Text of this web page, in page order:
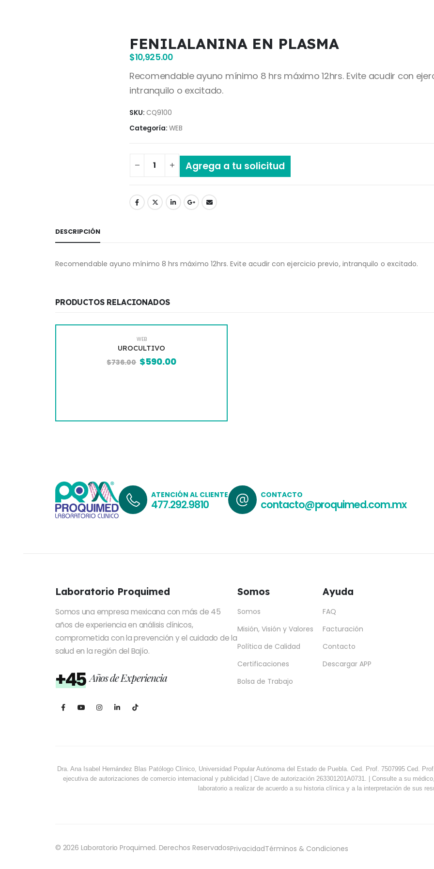
FENILALANINA EN PLASMA
$10,925.00
Recomendable ayuno mínimo 8 hrs máximo 12hrs. Evite acudir con
intranquilo o excitado.
SKU: CQ9100
Categoría: WEB
Agrega a tu solicitud
DESCRIPCIÓN
Recomendable ayuno mínimo 8 hrs máximo 12hrs. Evite acudir con ejercicio previo, intranquilo o excitado.
PRODUCTOS RELACIONADOS
HEMOGLOBINA GLICADA A1C (HBA1C)
$603.00 $487.00
ATENCIÓN AL CLIENTE
477.292.9810
CONTACTO
contacto@proquimed.com.mx
Laboratorio Proquimed
Somos una empresa mexicana con más de 45
años de experiencia en análisis clínicos,
comprometida con la prevención y el cuidado de la
salud en la región del Bajío.
+45 Años de Experiencia
Somos
Somos
Misión, Visión y Valores
Política de Calidad
Certificaciones
Bolsa de Trabajo
Ayuda
FAQ
Facturación
Contacto
Descargar APP
Dra. Ana Isabel Hernández Blas Patólogo Clínico, Universidad Popular Autónoma del Estado de Puebla. Ced. Prof. 7507995 Ced.
ejecutiva de autorizaciones de comercio internacional y publicidad | Clave de autorización 263301201A0731. | Consulte a su
laboratorio a realizar de acuerdo a su historia clínica y a la interpretación de sus
© 2026 Laboratorio Proquimed. Derechos ReservadosPrivacidadTérminos & Condiciones